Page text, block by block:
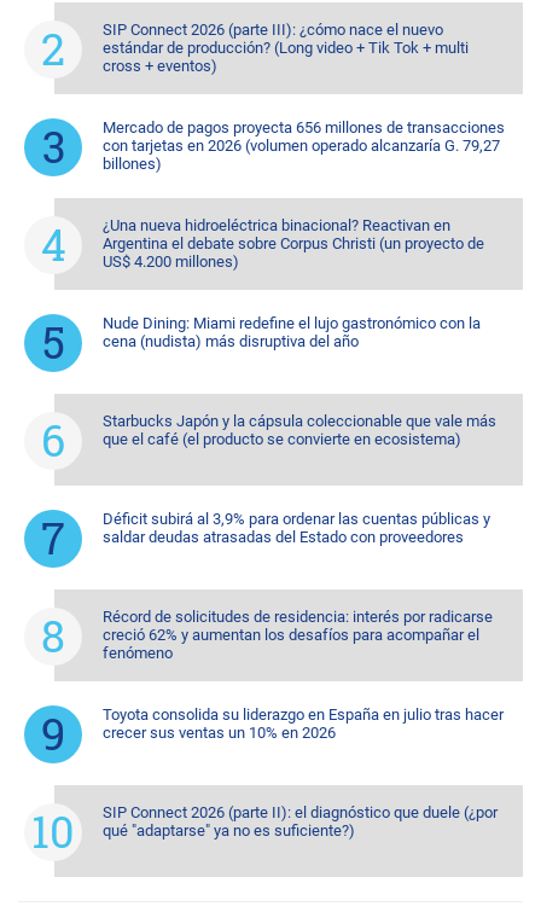
SIP Connect 2026 (parte III): ¿cómo nace el nuevo
estándar de producción? (Long video + Tik Tok + multi
cross + eventos)
Mercado de pagos proyecta 656 millones de transacciones
con tarjetas en 2026 (volumen operado alcanzaría G. 79,27
billones)
¿Una nueva hidroeléctrica binacional? Reactivan en
Argentina el debate sobre Corpus Christi (un proyecto de
US$ 4.200 millones)
Nude Dining: Miami redefine el lujo gastronómico con la
cena (nudista) más disruptiva del año
Starbucks Japón y la cápsula coleccionable que vale más
que el café (el producto se convierte en ecosistema)
Déficit subirá al 3,9% para ordenar las cuentas públicas y
saldar deudas atrasadas del Estado con proveedores
Récord de solicitudes de residencia: interés por radicarse
creció 62% y aumentan los desafíos para acompañar el
fenómeno
Toyota consolida su liderazgo en España en julio tras hacer
crecer sus ventas un 10% en 2026
SIP Connect 2026 (parte II): el diagnóstico que duele (¿por
qué "adaptarse" ya no es suficiente?)